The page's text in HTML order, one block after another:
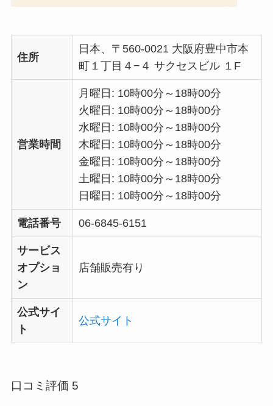
住所
日本、〒560-0021 大阪府豊中市本
町１丁目４−４ サクセスビル １F
営業時間
月曜日: 10時00分～18時00分
火曜日: 10時00分～18時00分
水曜日: 10時00分～18時00分
木曜日: 10時00分～18時00分
金曜日: 10時00分～18時00分
土曜日: 10時00分～18時00分
日曜日: 10時00分～18時00分
電話番号 06-6845-6151
サービス
オプショ
ン
店舗販売有り
公式サイ
ト
公式サイト
口コミ評価 5